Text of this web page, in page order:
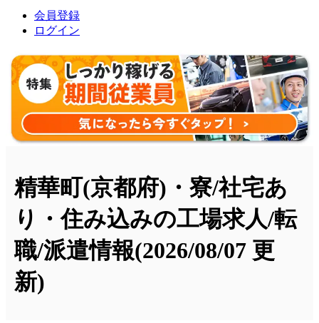
会員登録
ログイン
精華町(京都府)・寮/社宅あ
り・住み込みの工場求人/転
職/派遣情報(2026/08/07 更
新)